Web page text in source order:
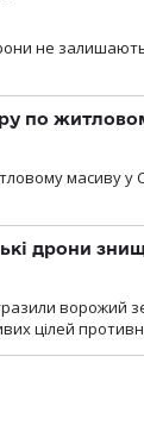
не
по
масиву у
дрони
ворожий
цілей